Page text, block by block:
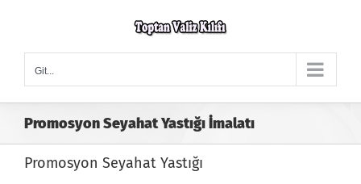
Git...
Promosyon Seyahat Yastığı İmalatı
Promosyon Seyahat Yastığı